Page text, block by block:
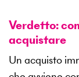
Verdetto:
acquistare
Un acquisto